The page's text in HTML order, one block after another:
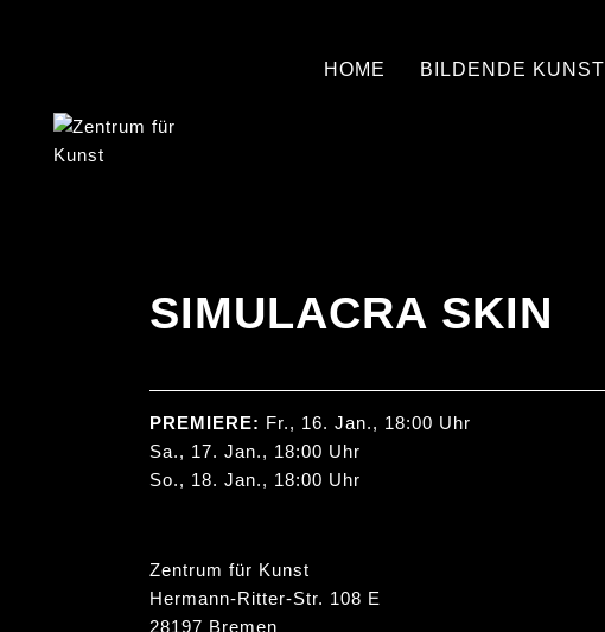
HOME BILDENDE KUNST
SIMULACRA SKIN
PREMIERE: Fr., 16. Jan., 18:00 Uhr
Sa., 17. Jan., 18:00 Uhr
So., 18. Jan., 18:00 Uhr
Zentrum für Kunst
Hermann-Ritter-Str. 108 E
28197 Bremen